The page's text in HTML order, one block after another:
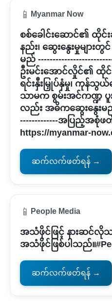
📱 Myanmar Now
စစ်ခေါင်းဆောင်၏ ထိုင်း
နည်း၊ ဆွေးနွေးမှုများ
မည်
ဦးမင်းအောင်လှိုင်၏ ထိုင်
ရင်းနှီးမြှုပ်နှံမှု၊ ကုန်သွ
သာမက စွမ်းအင်ကဏ္ဍ ပူး
လည်း အဓိကဆွေးနွေးမည်
-------------အပြည့်အစုံဖ
https://myanmar-
ဆက်လက်ဖတ်ရန် →
📱 People Media
အသံဖိုင်ဖြင့် နားဆင်
အသံဖိုင်ဖြစ်ပါသည်။
ဆက်လက်ဖတ်ရန် →